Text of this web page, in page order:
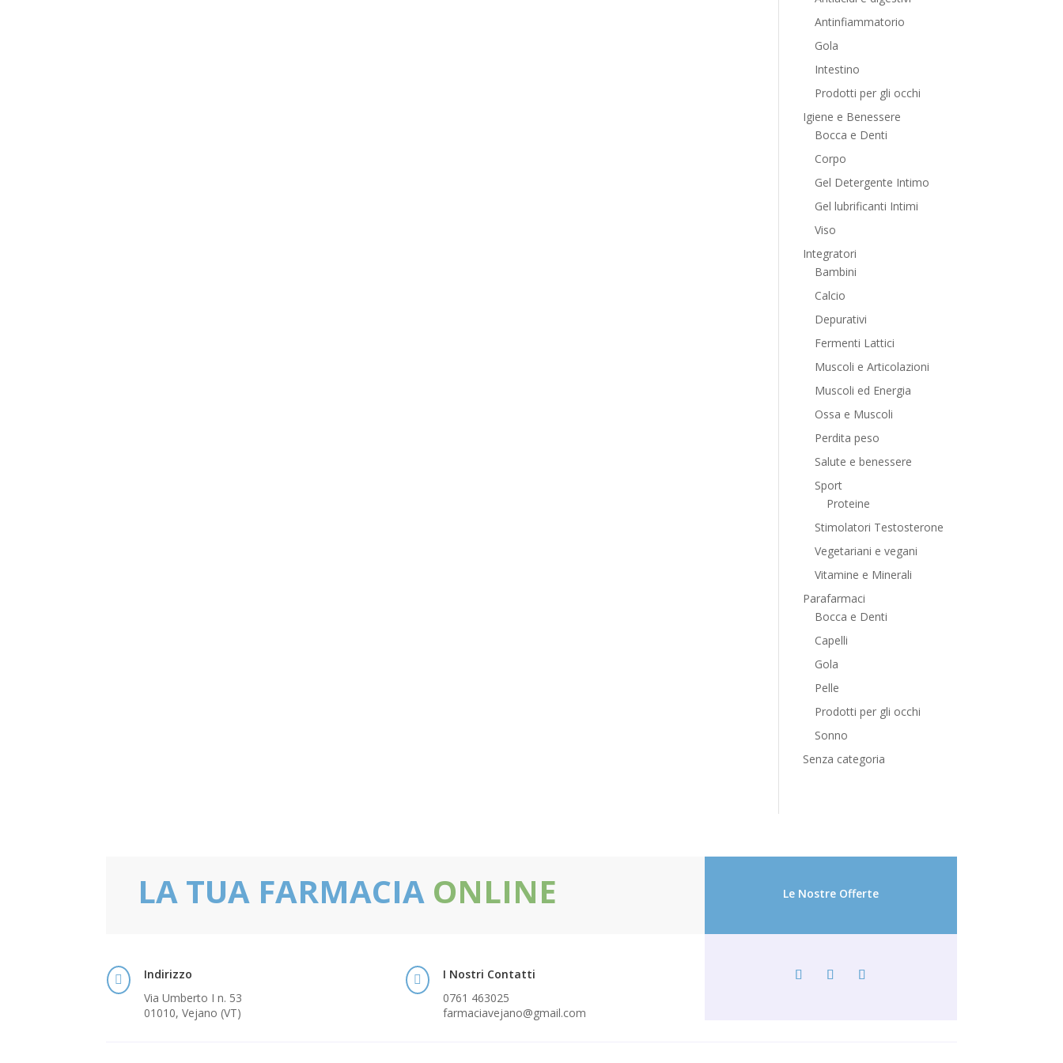
Antinfiammatorio
Gola
Intestino
Prodotti per gli occhi
Igiene e Benessere
Bocca e Denti
Corpo
Gel Detergente Intimo
Gel lubrificanti Intimi
Viso
Integratori
Bambini
Calcio
Depurativi
Fermenti Lattici
Muscoli e Articolazioni
Muscoli ed Energia
Ossa e Muscoli
Perdita peso
Salute e benessere
Sport
Proteine
Stimolatori Testosterone
Vegetariani e vegani
Vitamine e Minerali
Parafarmaci
Bocca e Denti
Capelli
Gola
Pelle
Prodotti per gli occhi
Sonno
Senza categoria
LA TUA FARMACIA ONLINE Le Nostre Offerte

Indirizzo
Via Umberto I n. 53
01010, Vejano (VT)

I Nostri Contatti
0761 463025
farmaciavejano@gmail.com